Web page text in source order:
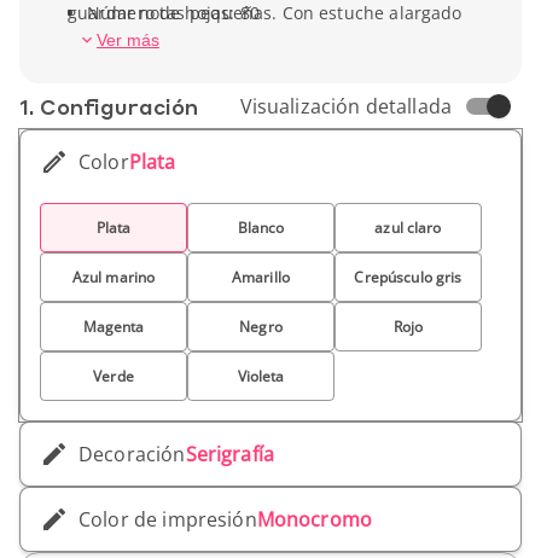
guardar notas pequeñas. Con estuche alargado
de regalo de Journalbooks.
Número de hojas: 80
Tipo de papel: Rayado
Ancho (cm): 14,2 cm
Ver más
1. Conf­iguración Visualización detallada
ColorPlata
Plata Blanco azul claro
Azul marino Amarillo Crepúsculo gris
Magenta Negro Rojo
Verde Violeta
DecoraciónSerigrafía
Color de impresiónMonocromo